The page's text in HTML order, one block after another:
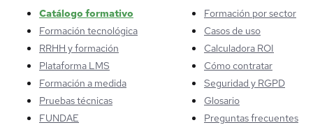
Catálogo formativo
Formación tecnológica
RRHH y formación
Plataforma LMS
Formación a medida
Pruebas técnicas
FUNDAE
Formación por sector
Casos de uso
Calculadora ROI
Cómo contratar
Seguridad y RGPD
Glosario
Preguntas frecuentes